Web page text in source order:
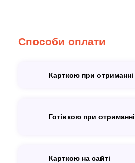
Способи оплати
Карткою при отриманні
Готівкою при отриманні
Карткою на сайті